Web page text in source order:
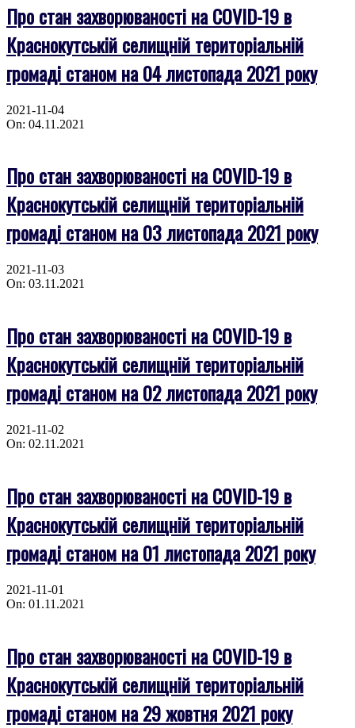
Про стан захворюваності на COVID-19 в
Краснокутській селищній територіальній
громаді станом на 04 листопада 2021 року
2021-11-04
On: 04.11.2021
Про стан захворюваності на COVID-19 в
Краснокутській селищній територіальній
громаді станом на 03 листопада 2021 року
2021-11-03
On: 03.11.2021
Про стан захворюваності на COVID-19 в
Краснокутській селищній територіальній
громаді станом на 02 листопада 2021 року
2021-11-02
On: 02.11.2021
Про стан захворюваності на COVID-19 в
Краснокутській селищній територіальній
громаді станом на 01 листопада 2021 року
2021-11-01
On: 01.11.2021
Про стан захворюваності на COVID-19 в
Краснокутській селищній територіальній
громаді станом на 29 жовтня 2021 року